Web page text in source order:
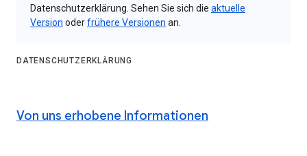
Datenschutzerklärung. Sehen Sie sich die aktuelle
Version oderfrühere Versionen an.
DATENSCHUTZERKLÄRUNG
Von uns erhobene Informationen